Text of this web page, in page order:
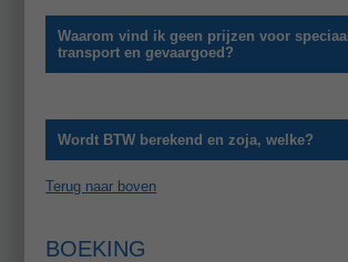
Waarom vind ik geen prijzen voor speciaal
transport en gevaargoed?
Wordt BTW berekend en zoja, welke?
Terug naar boven
BOEKING